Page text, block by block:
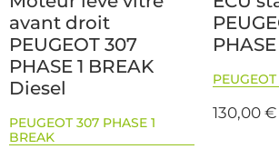
avant droit
PEUGEOT 307
PHASE 1 BREAK
Diesel
PEUGEOT 307 PHASE 1
BREAK
130,00€